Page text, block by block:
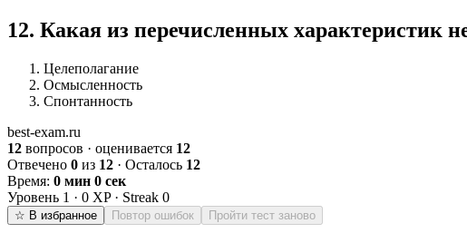
12. Какая из перечисленных характеристик
Целеполагание
Осмысленность
Спонтанность
best-exam.ru
12 вопросов · оценивается 12
Отвечено 0 из 12 · Осталось 12
Время: 0 мин 0 сек
Уровень 1 · 0 XP · Streak 0
☆ В избранное Повтор ошибок Пройти тест заново